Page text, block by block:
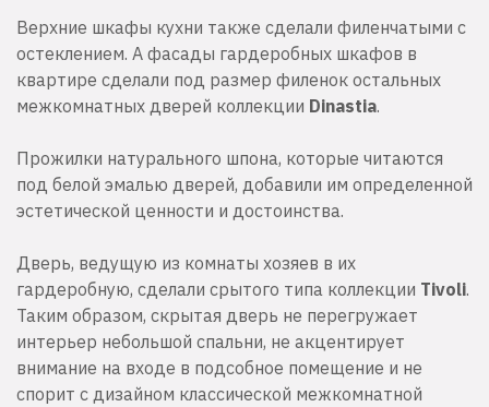
Верхние шкафы кухни также сделали филенчатыми с
остеклением. А фасады гардеробных шкафов в
квартире сделали под размер филенок остальных
межкомнатных дверей коллекции Dinastia.
Прожилки натурального шпона, которые читаются
под белой эмалью дверей, добавили им определенной
эстетической ценности и достоинства.
Дверь, ведущую из комнаты хозяев в их
гардеробную, сделали срытого типа коллекции Tivoli.
Таким образом, скрытая дверь не перегружает
интерьер небольшой спальни, не акцентирует
внимание на входе в подсобное помещение и не
спорит с дизайном классической межкомнатной